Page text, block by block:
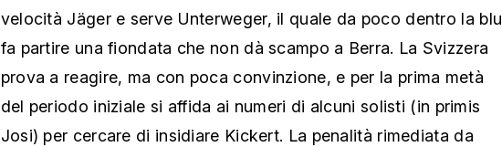
velocità Jäger e serve Unterweger, il quale da poco dentro la blu
fa partire una fiondata che non dà scampo a Berra. La Svizzera
prova a reagire, ma con poca convinzione, e per la prima metà
del periodo iniziale si affida ai numeri di alcuni solisti (in primis
Josi) per cercare di insidiare Kickert. La penalità rimediata da